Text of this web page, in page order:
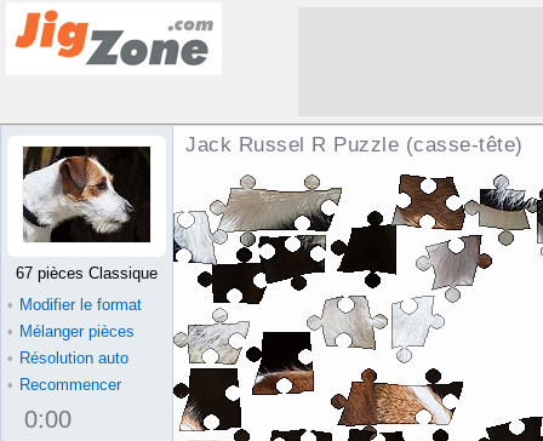
Jack Russel R Puzzle (casse-tête)
67 pièces Classique
• Modifier le format
• Mélanger pièces
• Résolution auto
• Recommencer
0:00